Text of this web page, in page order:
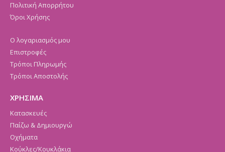
Πολιτική Απορρήτου
Όροι Χρήσης
Ο λογαριασμός μου
Επιστροφές
Τρόποι Πληρωμής
Τρόποι Αποστολής
ΧΡΗΣΙΜΑ
Κατασκευές
Παίζω & Δημιουργώ
Οχήματα
Κούκλες/Κουκλάκια